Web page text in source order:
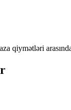
qiymətləri